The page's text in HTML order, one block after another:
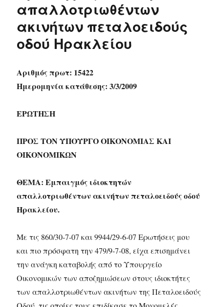
απαλλοτριωθέντων
ακινήτων πεταλοειδούς
οδού Ηρακλείου
Αριθμός πρωτ: 15422
Ημερομηνία κατάθεσης: 3/3/2009
ΕΡΩΤΗΣΗ
ΠΡΟΣ ΤΟΝ ΥΠΟΥΡΓΟ ΟΙΚΟΝΟΜΙΑΣ ΚΑΙ
ΟΙΚΟΝΟΜΙΚΩΝ
ΘΕΜΑ: Εμπαιγμός ιδιοκτητών
απαλλοτριωθέντων ακινήτων πεταλοειδούς οδού
Ηρακλείου.
Με τις 860/30-7-07 και 9944/29-6-07 Ερωτήσεις μου
και πιο πρόσφατη την 479/9-7-08, είχα επισημάνει
την ανάγκη καταβολής από το Υπουργείο
Οικονομικών των αποζημιώσεων στους ιδιοκτήτες
των απαλλοτριωθέντων ακινήτων της Πεταλοειδούς